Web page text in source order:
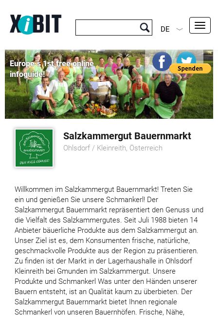
Europe´s 1st free online
infoguide!
DE
Salzkammergut Bauernmarkt
Ohlsdorf / Kleinreith, Österreich
Willkommen im Salzkammergut Bauernmarkt! Treten Sie
ein und genießen Sie unsere Schmankerl! Der
Salzkammergut Bauernmarkt repräsentiert den Genuss und
die Vielfalt des Salzkammergutes. Seit Juli 1988 bieten 14
Anbieter bäuerliche Produkte aus dem Salzkammergut an.
Unser Ziel ist es, dem Konsumenten frische, natürliche,
geschmackvolle Produkte aus der Region zu präsentieren.
Zu finden ist der Markt in der Lagerhaushalle in Ohlsdorf
Kleinreith bei Gmunden im Salzkammergut. Unsere
Produkte und Schmankerl Was unter den Händen unserer
Bauern entsteht, ist an Qualität kaum zu überbieten. Der
Salzkammergut Bauernmarkt bietet Ihnen regionale
Schmankerl von unseren Bauernhöfen. Frische, Nähe,